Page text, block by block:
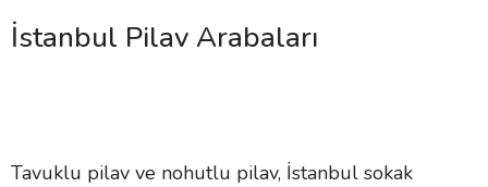
İstanbul Pilav Arabaları
Tavuklu pilav ve nohutlu pilav, İstanbul sokak